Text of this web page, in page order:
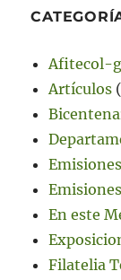
Afitecol-
Artículos
En este
Filatelia